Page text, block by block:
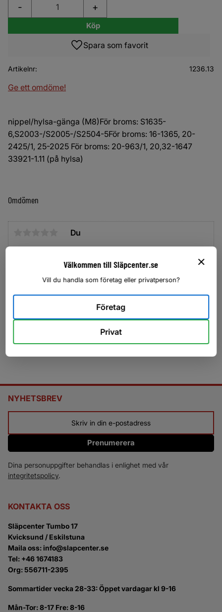
+
-
Köp
Lägg till i favoriter
Artikelnr 1236.13
Ge ett omdöme!
nippel/hylsa-gänga (M8)För broms: S1635-
6,S2003-/S2005-/S2504-5För broms: 16-1365, 20-
2425/1, 25-2025 För broms: 20-963/1, 20,32-1647
33921-1.11 (på hylsa)
Omdömen
Du
NYHETSBREV
Prenumerera
Dina personuppgifter behandlas i enlighet med vår
integritetspolicy.
KONTAKTA OSS
Släpcenter Tumbo 17
Kvicksund / Eskilstuna
Maila oss: info@slapcenter.se
Tel: +46 1674183
Org: 556711-2395
Sommartider vecka 28-33: Öppet vardagar kl 9-16
Mån-Tor: 8-17 Fre: 8-16
Välkommen till Släpcenter.se
Vill du handla som företag eller privatperson?
Företag
Privat